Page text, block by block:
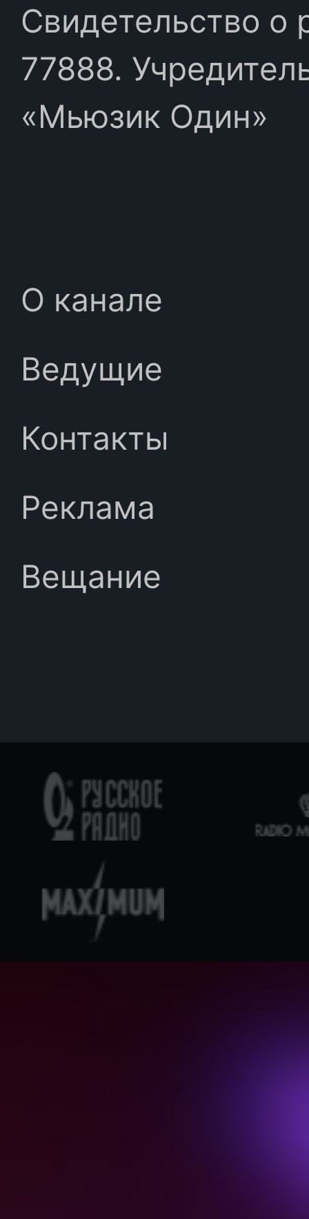
Свидетельство
77888.
«Мьюзик Один»
О канале
Ведущие
Контакты
Реклама
Вещание